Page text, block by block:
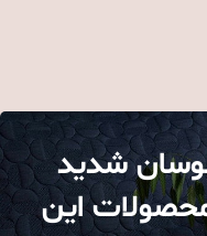
شدید
این